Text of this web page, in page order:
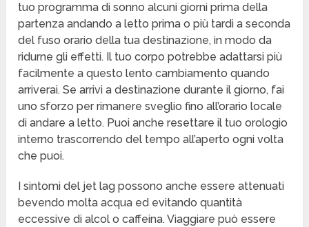
tuo programma di sonno alcuni giorni prima della
partenza andando a letto prima o più tardi a seconda
del fuso orario della tua destinazione, in modo da
ridurne gli effetti. Il tuo corpo potrebbe adattarsi più
facilmente a questo lento cambiamento quando
arriverai. Se arrivi a destinazione durante il giorno, fai
uno sforzo per rimanere sveglio fino all’orario locale
di andare a letto. Puoi anche resettare il tuo orologio
interno trascorrendo del tempo all’aperto ogni volta
che puoi.
I sintomi del jet lag possono anche essere attenuati
bevendo molta acqua ed evitando quantità
eccessive di alcol o caffeina. Viaggiare può essere